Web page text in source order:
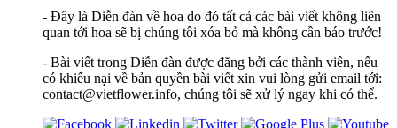
- Đây là Diễn đàn về hoa do đó tất cả các bài viết không liên
quan tới hoa sẽ bị chúng tôi xóa bỏ mà không cần báo trước!
- Bài viết trong Diễn đàn được đăng bởi các thành viên, nếu
có khiếu nại về bản quyền bài viết xin vui lòng gửi email tới:
contact@vietflower.info, chúng tôi sẽ xử lý ngay khi có thể.